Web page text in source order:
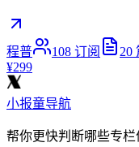
程普 108 订阅 20
¥299
小报童导航
帮你更快判断哪些专